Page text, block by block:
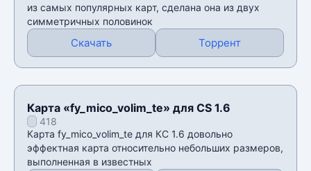
из самых популярных карт, сделана она из двух
симметричных половинок
Скачать Торрент
Карта «fy_mico_volim_te» для CS 1.6
418
Карта fy_mico_volim_te для КС 1.6 довольно
эффектная карта относительно небольших размеров,
выполненная в известных